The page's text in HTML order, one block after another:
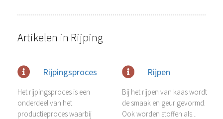
Artikelen in Rijping
Rijpingsproces
Het rijpingsproces is een
onderdeel van het
productieproces waarbij
Rijpen
Bij het rijpen van kaas wordt
de smaak en geur gevormd.
Ook worden stoffen als...
worden
over